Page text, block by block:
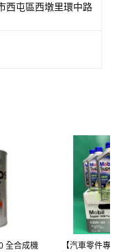
西屯區西墩里環中路
全合成機
【汽車零件專